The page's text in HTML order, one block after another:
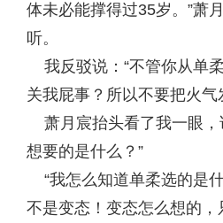
体未必能撑得过35岁。”萧
听。
我反驳说：“不管你从单
关我屁事？所以不要把火气
萧月宸抬头看了我一眼，
想要的是什么？”
“我怎么知道单柔选的是
不是变态！变态怎么想的